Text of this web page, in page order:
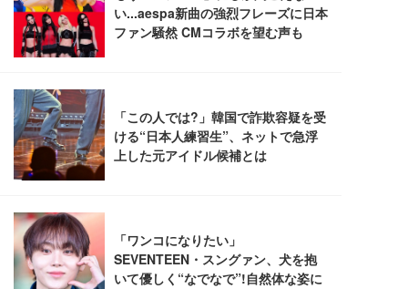
ワーク チェア 強化バックレスト 30度ロッキング機
能 人間工学 椅子 腰サポート 90度跳ね上げ式アーム
Sezlife オフィスチェア デスクチェア 疲れない テレ
ワーク チェア 強化バックレスト 30度ロッキング機
能 人間工学 椅子 腰サポート 90度跳ね上げ式アーム
レスト 3Dヘッドレスト ハンガー付き 高反発クッシ
￥7,680
ス圧無段階昇降 360度回転 キャスター付き コンパク
ト 幅52×奥行58.5×高さ84～96cm テレワーク 在宅
勤務 ブラック
￥4,139
【純正品】27"ゲーミングモニター DualSense 充電
フック付き（CFI-ZDM1J）
【整備済み品】Dell E2724HS 27インチ 液晶モニタ
ー フルHD（1920×1080）VA 非光沢 HDMI/DisplayP
ort/VGA スピーカー内蔵 高さ調整 スイベル VESA対
応 ComfortView ビジネス向け
￥15,800
グモニター QD 24.5インチ 1ms FHD 量子ドット 残
像低減 (3年保証 | 輝点保証 | 日本メーカー)
￥34,980
ネオ・ルーライフ ネオ・オムツ L 中型犬用 26枚入
り 単品
Smart Basic(スマートベーシック) 【Amazon.co.jp
限定】 Smart Basic アイリスオーヤマ ペットシーツ
超厚型 お徳用 ワイド 100枚入 (x 1) (ケース販売)
￥3,670
ュラー 200枚入【Amazon.co.jp限定】
￥3,731